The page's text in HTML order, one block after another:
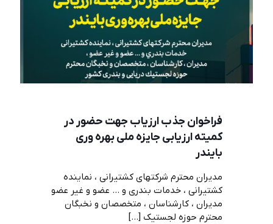
فراخوان جذب ارزياب جهت حضور در
كميته ارزيابی جايزه ملی بهره وری
بايندر
مديران محترم شركتهاي كشتيراني ، نماينده
كشتيراني ، خدمات بندري و … عضو و غير عضو
مديران ، كارشناسان ، متخصصان و نخبگان
محترم حوزه لجستيك […]